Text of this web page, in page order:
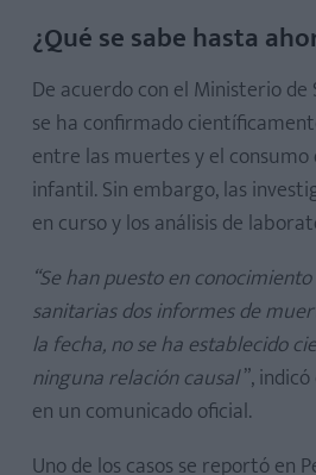
¿Qué se sabe hasta
De acuerdo con el Ministerio de
se ha confirmado
entre las muertes y el
infantil. Sin embargo, las
en curso y los análisis de
“Se han puesto en
sanitarias dos informes de
la fecha, no se ha establecido
ninguna relación causal”,
en un comunicado oficial.
Uno de los casos se reportó en